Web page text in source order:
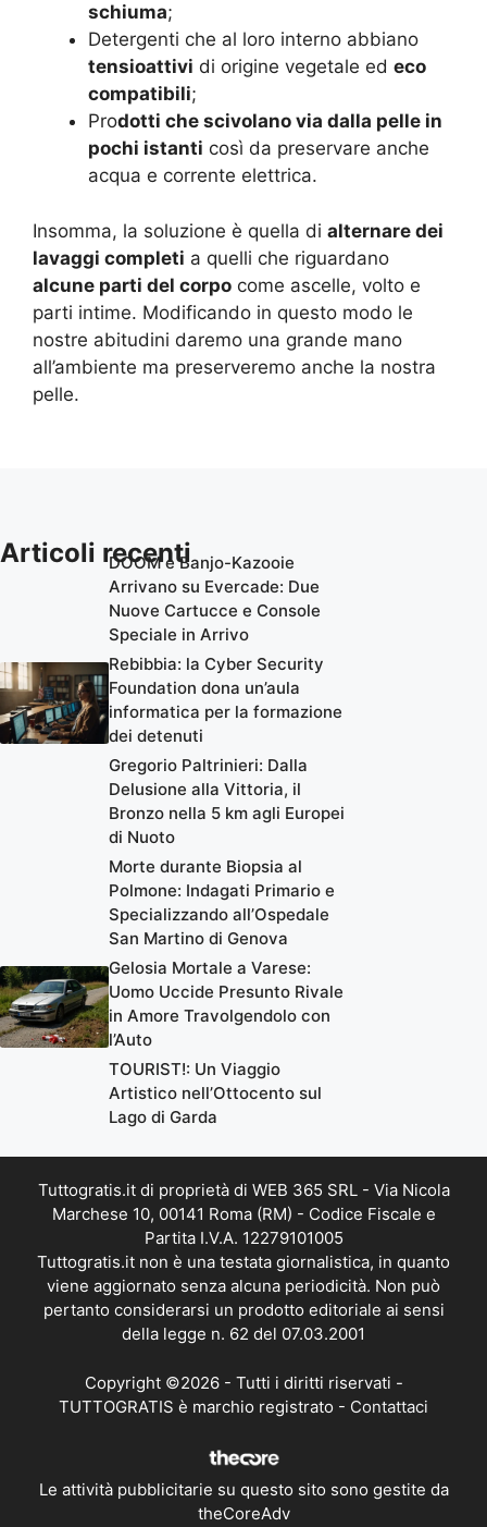
schiuma;
Detergenti che al loro interno abbiano
tensioattivi di origine vegetale ed eco
compatibili;
Prodotti che scivolano via dalla pelle in
pochi istanti così da preservare anche
acqua e corrente elettrica.
Insomma, la soluzione è quella di alternare dei
lavaggi completi a quelli che riguardano
alcune parti del corpo come ascelle, volto e
parti intime. Modificando in questo modo le
nostre abitudini daremo una grande mano
all’ambiente ma preserveremo anche la nostra
pelle.
Articoli recentiDOOM e Banjo-Kazooie
Arrivano su Evercade: Due
Nuove Cartucce e Console
Speciale in Arrivo
Rebibbia: la Cyber Security
Foundation dona un’aula
informatica per la formazione
dei detenuti
Gregorio Paltrinieri: Dalla
Delusione alla Vittoria, il
Bronzo nella 5 km agli Europei
di Nuoto
Morte durante Biopsia al
Polmone: Indagati Primario e
Specializzando all’Ospedale
San Martino di Genova
Gelosia Mortale a Varese:
Uomo Uccide Presunto Rivale
in Amore Travolgendolo con
l’Auto
TOURIST!: Un Viaggio
Artistico nell’Ottocento sul
Lago di Garda
Tuttogratis.it di proprietà di WEB 365 SRL - Via Nicola
Marchese 10, 00141 Roma (RM) - Codice Fiscale e
Partita I.V.A. 12279101005
Tuttogratis.it non è una testata giornalistica, in quanto
viene aggiornato senza alcuna periodicità. Non può
pertanto considerarsi un prodotto editoriale ai sensi
della legge n. 62 del 07.03.2001
Copyright ©2026 - Tutti i diritti riservati -
TUTTOGRATIS è marchio registrato - Contattaci
Le attività pubblicitarie su questo sito sono gestite da
theCoreAdv